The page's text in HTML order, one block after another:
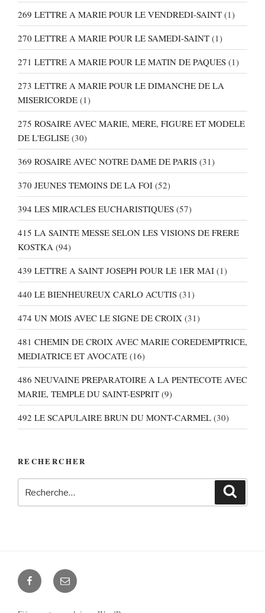
269 LETTRE A MARIE POUR LE VENDREDI-SAINT (1)
270 LETTRE A MARIE POUR LE SAMEDI-SAINT (1)
271 LETTRE A MARIE POUR LE MATIN DE PAQUES (1)
273 LETTRE A MARIE POUR LE DIMANCHE DE LA
MISERICORDE (1)
275 ROSAIRE AVEC MARIE, MERE, FIGURE ET MODELE
DE L'EGLISE (30)
369 ROSAIRE AVEC NOTRE DAME DE PARIS (31)
370 JEUNES TEMOINS DE LA FOI (52)
394 LES MIRACLES EUCHARISTIQUES (57)
415 LA SAINTE MESSE SELON LES VISIONS DE FRERE
KOSTKA (94)
439 LETTRE A SAINT JOSEPH POUR LE 1ER MAI (1)
440 LE BIENHEUREUX CARLO ACUTIS (31)
474 UN MOIS AVEC LE SIGNE DE CROIX (31)
481 CHEMIN DE CROIX AVEC MARIE COREDEMPTRICE,
MEDIATRICE ET AVOCATE (16)
486 NEUVAINE PREPARATOIRE A LA PENTECOTE AVEC
MARIE, TEMPLE DU SAINT-ESPRIT (9)
492 LE SCAPULAIRE BRUN DU MONT-CARMEL (30)
RECHERCHER
pour
FacebookE-
mail